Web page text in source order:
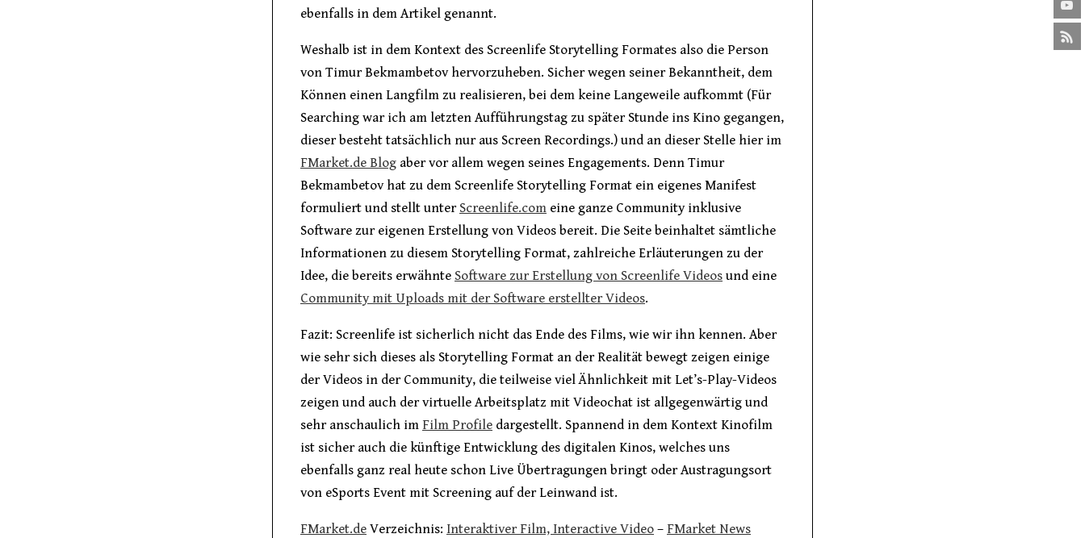
ebenfalls in dem Artikel genannt.
Weshalb ist in dem Kontext des Screenlife Storytelling Formates also die Person
von Timur Bekmambetov hervorzuheben. Sicher wegen seiner Bekanntheit, dem
Können einen Langfilm zu realisieren, bei dem keine Langeweile aufkommt (Für
Searching war ich am letzten Aufführungstag zu später Stunde ins Kino gegangen,
dieser besteht tatsächlich nur aus Screen Recordings.) und an dieser Stelle hier im
FMarket.de Blog aber vor allem wegen seines Engagements. Denn Timur
Bekmambetov hat zu dem Screenlife Storytelling Format ein eigenes Manifest
formuliert und stellt unter Screenlife.com eine ganze Community inklusive
Software zur eigenen Erstellung von Videos bereit. Die Seite beinhaltet sämtliche
Informationen zu diesem Storytelling Format, zahlreiche Erläuterungen zu der
Idee, die bereits erwähnte Software zur Erstellung von Screenlife Videos und eine
Community mit Uploads mit der Software erstellter Videos.
Fazit: Screenlife ist sicherlich nicht das Ende des Films, wie wir ihn kennen. Aber
wie sehr sich dieses als Storytelling Format an der Realität bewegt zeigen einige
der Videos in der Community, die teilweise viel Ähnlichkeit mit Let’s-Play-Videos
zeigen und auch der virtuelle Arbeitsplatz mit Videochat ist allgegenwärtig und
sehr anschaulich im Film Profile dargestellt. Spannend in dem Kontext Kinofilm
ist sicher auch die künftige Entwicklung des digitalen Kinos, welches uns
ebenfalls ganz real heute schon Live Übertragungen bringt oder Austragungsort
von eSports Event mit Screening auf der Leinwand ist.
FMarket.de Verzeichnis: Interaktiver Film, Interactive Video – FMarket News